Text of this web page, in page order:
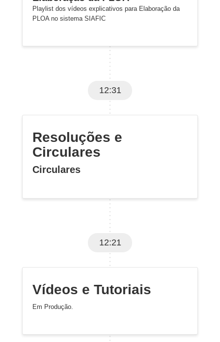
Playlist dos vídeos explicativos para Elaboração da
PLOA no sistema SIAFIC
12:31
Resoluções e
Circulares
Circulares
12:21
Vídeos e Tutoriais
Em Produção.